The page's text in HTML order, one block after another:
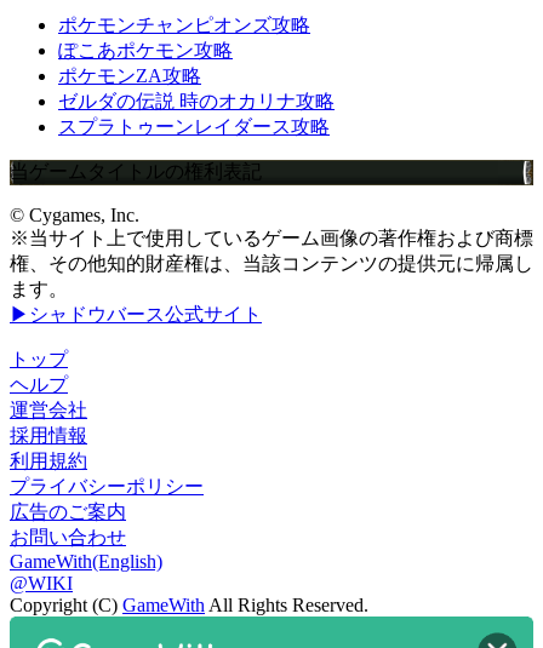
ポケモンチャンピオンズ攻略
ぽこあポケモン攻略
ポケモンZA攻略
ゼルダの伝説 時のオカリナ攻略
スプラトゥーンレイダース攻略
当ゲームタイトルの権利表記
© Cygames, Inc.
※当サイト上で使用しているゲーム画像の著作権および商標
権、その他知的財産権は、当該コンテンツの提供元に帰属し
ます。
▶シャドウバース公式サイト
トップ
ヘルプ
運営会社
採用情報
利用規約
プライバシーポリシー
広告のご案内
お問い合わせ
GameWith(English)
@WIKI
Copyright (C) GameWith All Rights Reserved.